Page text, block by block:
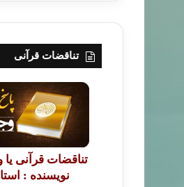
تناقضات قرآنی
تناقضات قرآنی
نویسنده :